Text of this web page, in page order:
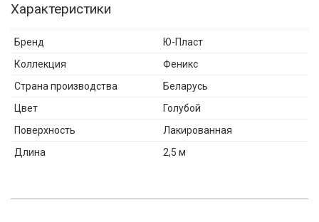
Характеристики
Бренд
Ю-Пласт
Коллекция
Феникс
Страна производства
Беларусь
Цвет
Голубой
Поверхность
Лакированная
Длина
2,5 м